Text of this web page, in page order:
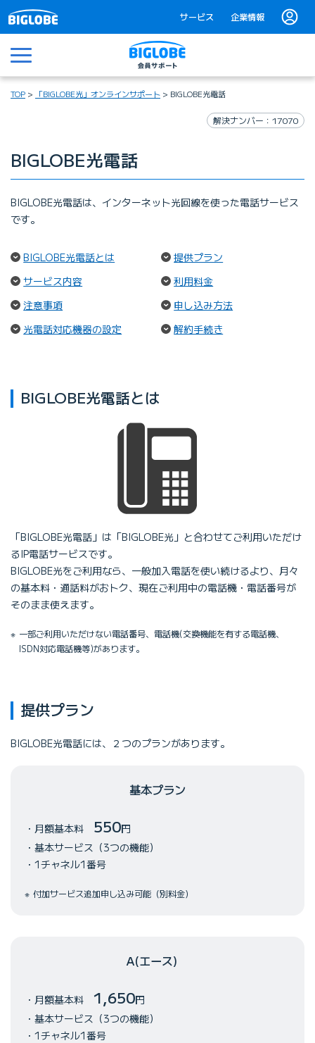
サービス 企業情報
メニュー
TOP 「BIGLOBE光」オンラインサポート BIGLOBE光電話
解決ナンバー：17070
BIGLOBE光電話
BIGLOBE光電話は、インターネット光回線を使った電話サービス
です。
BIGLOBE光電話とは （ページ内リンク）
提供プラン
サービス内容 （ページ内リンク） 利用料金（ページ内リンク）
注意事項（ページ内リンク） 申し込み方法（ページ内リンク
光電話対応機器の設定 （ページ内リンク）
解約手続き
BIGLOBE光電話とは
「BIGLOBE光電話」は「BIGLOBE光」と合わせてご利用いただけ
るIP電話サービスです。
BIGLOBE光をご利用なら、一般加入電話を使い続けるより、月々
の基本料・通話料がおトク、現在ご利用中の電話機・電話番号が
そのまま使えます。
一部ご利用いただけない電話番号、電話機(交換機能を有する電話機、
ISDN対応電話機等)があります。
提供プラン
BIGLOBE光電話には、２つのプランがあります。
基本プラン
月額基本料 550円
基本サービス（3つの機能）
1チャネル1番号
付加サービス追加申し込み可能（別料金）
A(エース)
月額基本料 1,650円
基本サービス（3つの機能）
1チャネル1番号